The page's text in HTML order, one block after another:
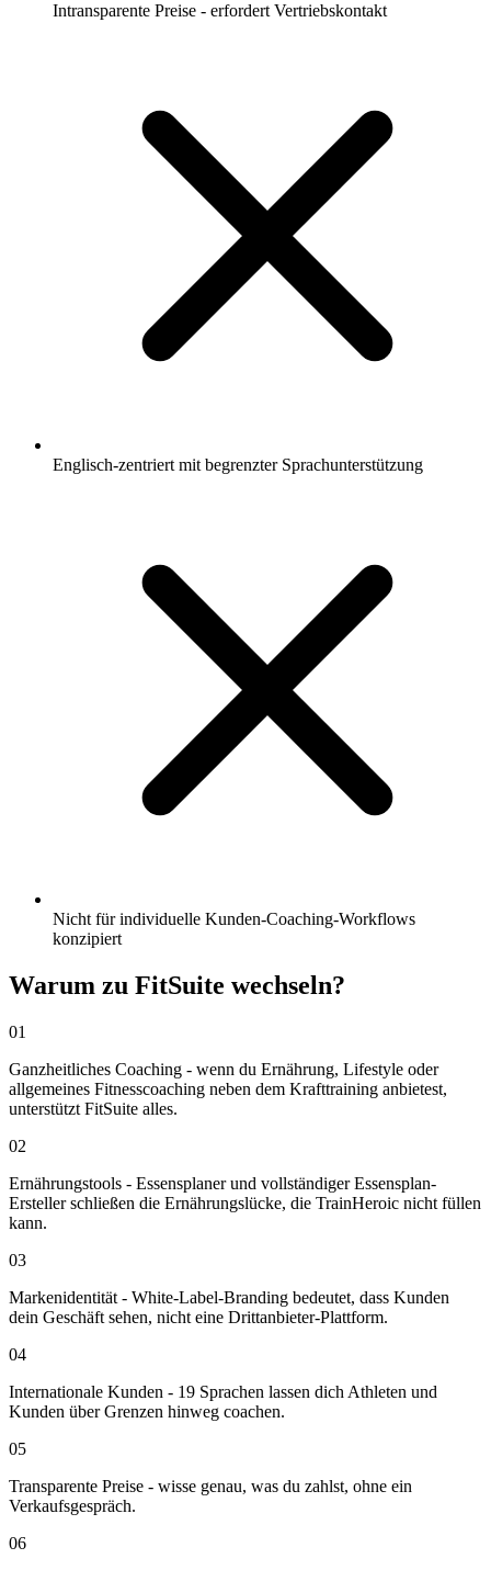
Intransparente Preise - erfordert Vertriebskontakt
Englisch-zentriert mit begrenzter Sprachunterstützung
Nicht für individuelle Kunden-Coaching-Workflows
konzipiert
Warum zu FitSuite wechseln?
01
Ganzheitliches Coaching - wenn du Ernährung, Lifestyle oder
allgemeines Fitnesscoaching neben dem Krafttraining anbietest,
unterstützt FitSuite alles.
02
Ernährungstools - Essensplaner und vollständiger Essensplan-
Ersteller schließen die Ernährungslücke, die TrainHeroic nicht füllen
kann.
03
Markenidentität - White-Label-Branding bedeutet, dass Kunden
dein Geschäft sehen, nicht eine Drittanbieter-Plattform.
04
Internationale Kunden - 19 Sprachen lassen dich Athleten und
Kunden über Grenzen hinweg coachen.
05
Transparente Preise - wisse genau, was du zahlst, ohne ein
Verkaufsgespräch.
06